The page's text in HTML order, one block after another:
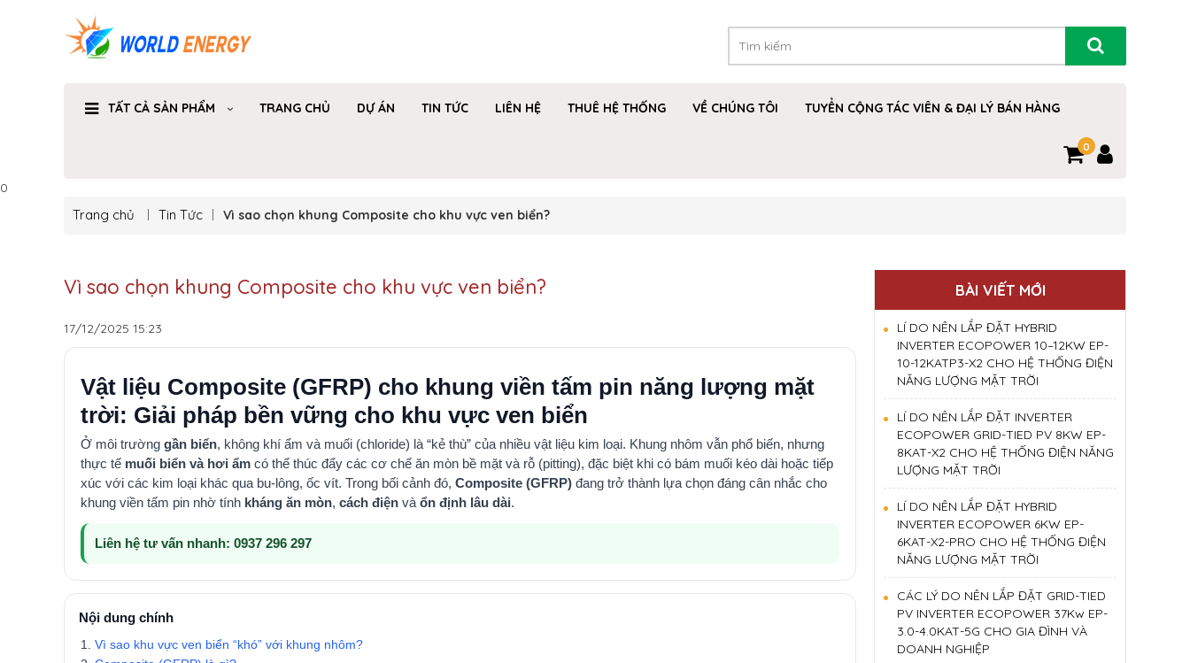
TẤT CẢ SẢN PHẨM TRANG CHỦ DỰ ÁN TIN TỨC LIÊN HỆ THUÊ HỆ THỐNG VỀ CHÚNG TÔI TUYỂN CỘNG TÁC VIÊN & ĐẠI LÝ BÁN HÀNG
0
0
Trang chủ Tin Tức Vì sao chọn khung Composite cho khu vực ven biển?
Vì sao chọn khung Composite cho khu vực ven biển?
17/12/2025 15:23
Vật liệu Composite (GFRP) cho khung viền tấm pin năng lượng mặt
trời: Giải pháp bền vững cho khu vực ven biển
Ở môi trường gần biển, không khí ẩm và muối (chloride) là “kẻ thù” của nhiều vật liệu kim loại. Khung nhôm vẫn phổ biến, nhưng
thực tế muối biển và hơi ẩm có thể thúc đẩy các cơ chế ăn mòn bề mặt và rỗ (pitting), đặc biệt khi có bám muối kéo dài hoặc tiếp
xúc với các kim loại khác qua bu-lông, ốc vít. Trong bối cảnh đó, Composite (GFRP) đang trở thành lựa chọn đáng cân nhắc cho
khung viền tấm pin nhờ tính kháng ăn mòn, cách điện và ổn định lâu dài.
Liên hệ tư vấn nhanh: 0937 296 297
Nội dung chính
Vì sao khu vực ven biển “khó” với khung nhôm?
BÀI VIẾT MỚI
LÍ DO NÊN LẮP ĐẶT HYBRID
INVERTER ECOPOWER 10–12KW EP-
10-12KATP3-X2 CHO HỆ THỐNG ĐIỆN
NĂNG LƯỢNG MẶT TRỜI
LÍ DO NÊN LẮP ĐẶT INVERTER
ECOPOWER GRID-TIED PV 8KW EP-
8KAT-X2 CHO HỆ THỐNG ĐIỆN NĂNG
LƯỢNG MẶT TRỜI
LÍ DO NÊN LẮP ĐẶT HYBRID
INVERTER ECOPOWER 6KW EP-
6KAT-X2-PRO CHO HỆ THỐNG ĐIỆN
NĂNG LƯỢNG MẶT TRỜI
CÁC LÝ DO NÊN LẮP ĐẶT GRID-TIED
PV INVERTER ECOPOWER 37Kw EP-
3.0-4.0KAT-5G CHO GIA ĐÌNH VÀ
DOANH NGHIỆP